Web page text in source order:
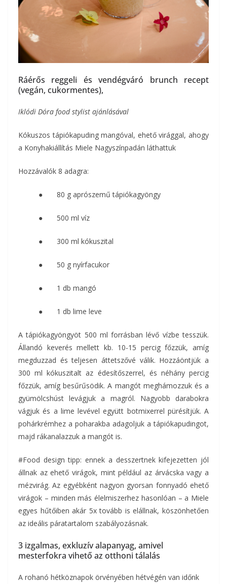
Ráérős reggeli és vendégváró brunch recept
(vegán, cukormentes),
Iklódi Dóra food stylist ajánlásával
Kókuszos tápiókapuding mangóval, ehető virággal, ahogy
a Konyhakiállítás Miele Nagyszínpadán láthattuk
Hozzávalók 8 adagra:
● 80 g aprószemű tápiókagyöngy
● 500 ml víz
● 300 ml kókuszital
● 50 g nyírfacukor
● 1 db mangó
● 1 db lime leve
A tápiókagyöngyöt 500 ml forrásban lévő vízbe tesszük.
Állandó keverés mellett kb. 10-15 percig főzzük, amíg
megduzzad és teljesen áttetszővé válik. Hozzáöntjük a
300 ml kókuszitalt az édesítőszerrel, és néhány percig
főzzük, amíg besűrűsödik. A mangót meghámozzuk és a
gyümölcshúst levágjuk a magról. Nagyobb darabokra
vágjuk és a lime levével együtt botmixerrel pürésítjük. A
pohárkrémhez a poharakba adagoljuk a tápiókapudingot,
majd rákanalazzuk a mangót is.
#Food design tipp: ennek a desszertnek kifejezetten jól
állnak az ehető virágok, mint például az árvácska vagy a
mézvirág. Az egyébként nagyon gyorsan fonnyadó ehető
virágok – minden más élelmiszerhez hasonlóan – a Miele
egyes hűtőiben akár 5x tovább is elállnak, köszönhetően
az ideális páratartalom szabályozásnak.
3 izgalmas, exkluzív alapanyag, amivel
mesterfokra vihető az otthoni tálalás
A rohanó hétköznapok örvényében hétvégén van időnk